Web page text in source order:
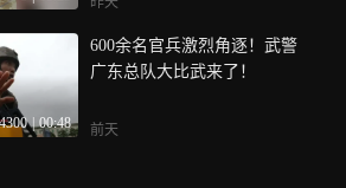
4300 | 00:48
600余名官兵激烈角逐！武警
广东总队大比武来了！
前天